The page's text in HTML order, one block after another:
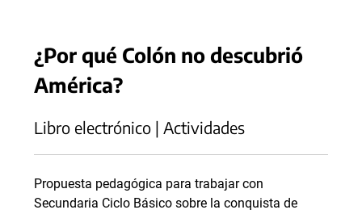
¿Por qué Colón no descubrió
América?
Libro electrónico | Actividades
Propuesta pedagógica para trabajar con
Secundaria Ciclo Básico sobre la conquista de